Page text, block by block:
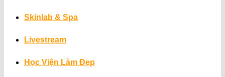
Skinlab & Spa
Livestream
Học Viện Làm Đẹp